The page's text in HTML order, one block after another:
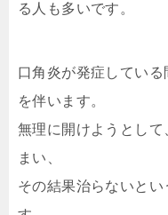
る人も多いです。
口角炎が発症してい
を伴います。
無理に開けようとし
まい、
その結果治らないと